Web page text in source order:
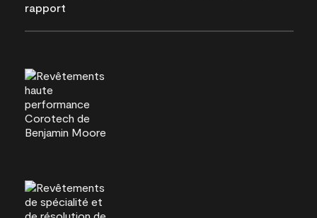
rapport